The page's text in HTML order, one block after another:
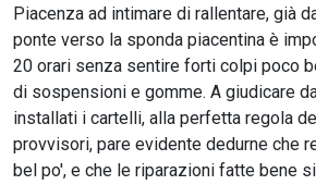
Piacenza ad intimare di rallentare, già
ponte verso la sponda piacentina è
20 orari senza sentire forti colpi poco
di sospensioni e gomme. A giudicare
installati i cartelli, alla perfetta regola
provvisori, pare evidente dedurne che
bel po', e che le riparazioni fatte bene